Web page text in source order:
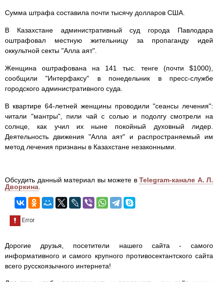
Сумма штрафа составила почти тысячу долларов США.
В Казахстане административный суд города Павлодара
оштрафовал местную жительницу за пропаганду идей
оккультной секты "Алла аят".
Женщина оштрафована на 141 тыс. тенге (почти $1000),
сообщили "Интерфаксу" в понедельник в пресс-службе
городского административного суда.
В квартире 64-летней женщины проводили "сеансы лечения":
читали "мантры", пили чай с солью и подолгу смотрели на
солнце, как учил их ныне покойный духовный лидер.
Деятельность движения "Алла аят" и распространяемый им
метод лечения признаны в Казахстане незаконными.
Обсудить данный материал вы можете в Telegram-канале А. Л.
Дворкина
Дорогие друзья, посетители нашего сайта - самого
информативного и самого крупного противосектантского сайта
всего русскоязычного интернета!